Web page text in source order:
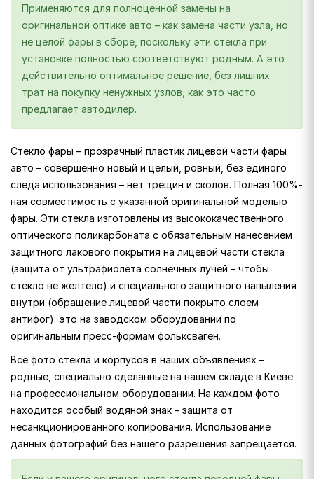
Применяются для полноценной замены на
оригинальной оптике авто – как замена части узла, но
не целой фары в сборе, поскольку эти стекла при
установке полностью соответствуют родным. А это
действительно оптимальное решение, без лишних
трат на покупку ненужных узлов, как это часто
предлагает автодилер.
Стекло фары – прозрачный пластик лицевой части фары
авто – совершенно новый и целый, ровный, без единого
следа использования – нет трещин и сколов. Полная 100%-
ная совместимость с указанной оригинальной моделью
фары. Эти стекла изготовлены из высококачественного
оптического поликарбоната с обязательным нанесением
защитного лакового покрытия на лицевой части стекла
(защита от ультрафиолета солнечных лучей – чтобы
стекло не желтело) и специального защитного напыления
внутри (обращение лицевой части покрыто слоем
антифог). это на заводском оборудовании по
оригинальным пресс-формам фольксваген.
Все фото стекла и корпусов в наших объявлениях –
родные, специально сделанные на нашем складе в Киеве
на профессиональном оборудовании. На каждом фото
находится особый водяной знак – защита от
несанкционированного копирования. Использование
данных фотографий без нашего разрешения запрещается.